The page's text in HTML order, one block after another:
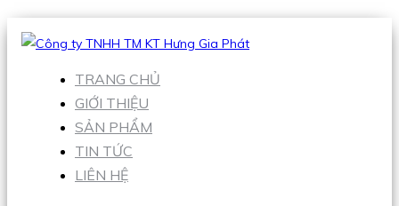
TRANG CHỦ
GIỚI THIỆU
SẢN PHẨM
TIN TỨC
LIÊN HỆ